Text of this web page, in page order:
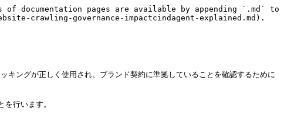
documentation pages are available by appending `.md` to
crawling-governance-impactcindagent-explained.md).
グが正しく使用され、ブランド契約に準拠していることを確認するために
行います。